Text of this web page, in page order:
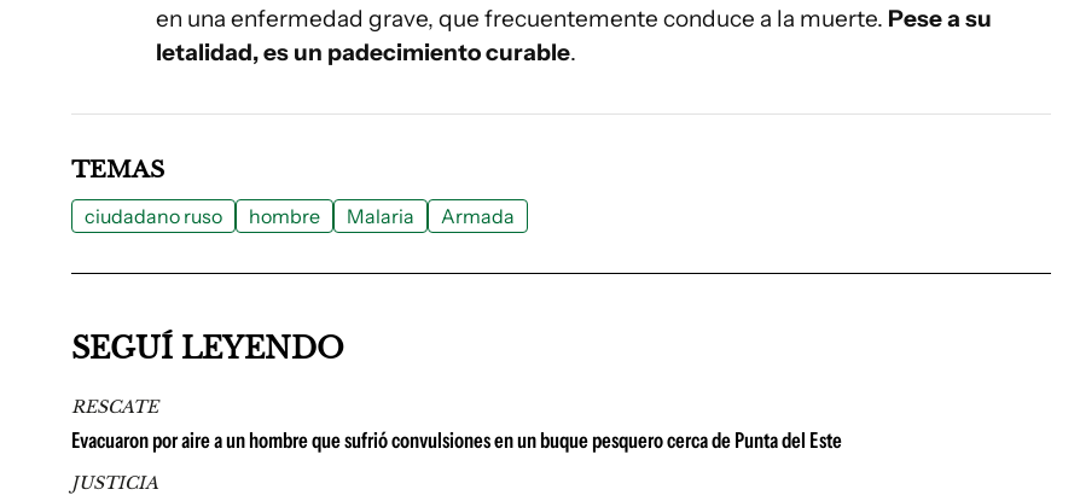
en una enfermedad grave, que frecuentemente conduce a la muerte. Pese a su
letalidad, es un padecimiento curable.
TEMAS
ciudadano ruso hombre Malaria Armada
SEGUÍ LEYENDO
RESCATE
Evacuaron por aire a un hombre que sufrió convulsiones en un buque pesquero cerca de Punta del Este
JUSTICIA